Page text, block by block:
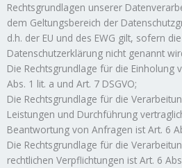
Rechtsgrundlagen unserer
dem Geltungsbereich der
d.h. der EU und des EWG gilt, sofern
Datenschutzerklärung nicht genannt
Die Rechtsgrundlage für die Einholung
Abs. 1 lit. a und Art. 7 DSGVO;
Die Rechtsgrundlage für die
Leistungen und Durchführung
Beantwortung von Anfragen ist Art. 6
Die Rechtsgrundlage für die
rechtlichen Verpflichtungen ist Art. 6